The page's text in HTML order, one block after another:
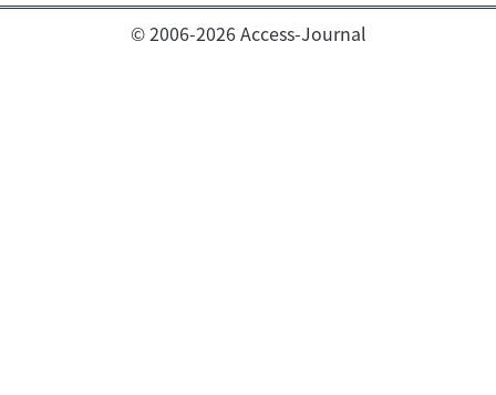
© 2006-2026 Access-Journal